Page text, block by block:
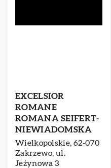
EXCELSIOR
ROMANE
ROMANA SEIFERT-
NIEWIADOMSKA
Wielkopolskie, 62-070
Zakrzewo, ul.
Jeżynowa 3